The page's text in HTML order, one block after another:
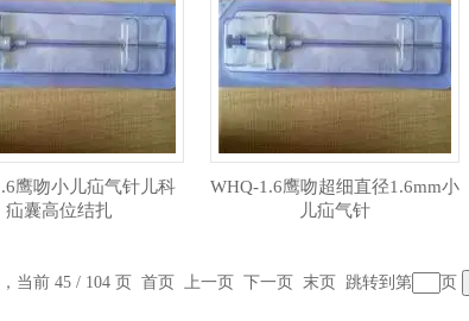
鹰吻小儿疝气针儿科
疝囊高位结扎
WHQ-1.6鹰吻超细直径1.6mm小
儿疝气针
当前 45 / 104 页 首页 上一页 下一页 末页 跳转到第 页